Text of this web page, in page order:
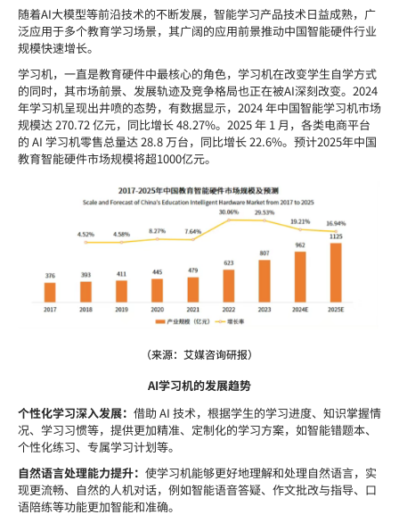
随着AI大模型等前沿技术的不断发展，智能学习产品技术日益成熟，广
泛应用于多个教育学习场景，其广阔的应用前景推动中国智能硬件行业
规模快速增长。
学习机，一直是教育硬件中最核心的角色，学习机在改变学生自学方式
的同时，其市场前景、发展轨迹及竞争格局也正在被AI深刻改变。2024
年学习机呈现出井喷的态势，有数据显示，2024 年中国智能学习机市场
规模达 270.72 亿元，同比增长 48.27%。2025 年 1 月，各类电商平台
的 AI 学习机零售总量达 28.8 万台，同比增长 22.6%。预计2025年中国
教育智能硬件市场规模将超1000亿元。
（来源：艾媒咨询研报）
AI学习机的发展趋势
个性化学习深入发展： 借助 AI 技术，根据学生的学习进度、知识掌握情
况、学习习惯等，提供更加精准、定制化的学习方案，如智能错题本、
个性化练习、专属学习计划等。
自然语言处理能力提升： 使学习机能够更好地理解和处理自然语言，实
现更流畅、自然的人机对话，例如智能语音答疑、作文批改与指导、口
语陪练等功能更加智能和准确。